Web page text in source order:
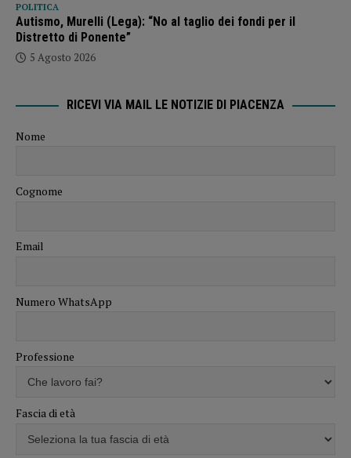
POLITICA
Autismo, Murelli (Lega): “No al taglio dei fondi per il
Distretto di Ponente”
5 Agosto 2026
RICEVI VIA MAIL LE NOTIZIE DI PIACENZA
Nome
Cognome
Email
Numero WhatsApp
Professione
Fascia di età